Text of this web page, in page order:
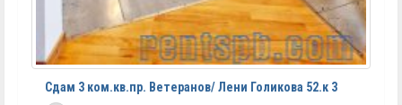
Сдам 3 ком.кв.пр. Ветеранов/ Лени Голикова 52.к 3